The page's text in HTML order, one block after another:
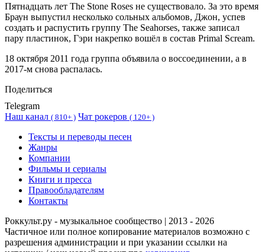
Пятнадцать лет The Stone Roses не существовало. За это время
Браун выпустил несколько сольных альбомов, Джон, успев
создать и распустить группу The Seahorses, также записал
пару пластинок, Гэри накрепко вошёл в состав Primal Scream.
18 октября 2011 года группа объявила о воссоединении, а в
2017-м снова распалась.
Поделиться
Telegram
Наш канал ( 810+ ) Чат рокеров ( 120+ )
Тексты и переводы песен
Жанры
Компании
Фильмы и сериалы
Книги и пресса
Правообладателям
Контакты
Роккульт.ру - музыкальное сообщество | 2013 - 2026
Частичное или полное копирование материалов возможно с
разрешения администрации и при указании ссылки на